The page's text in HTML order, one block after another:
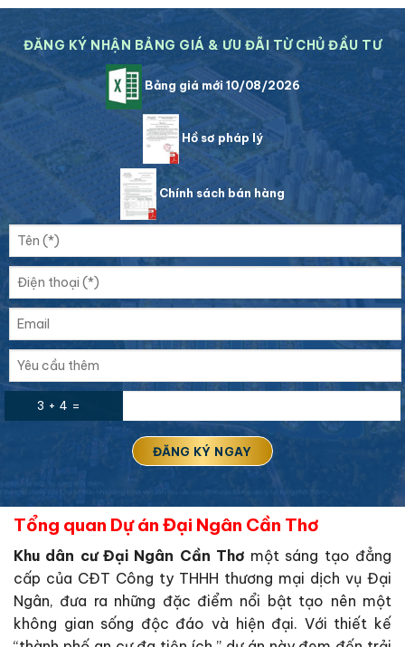
ĐĂNG KÝ NHẬN BẢNG GIÁ & ƯU ĐÃI TỪ CHỦ ĐẦU TƯ
Bảng giá mới 10/08/2026
Hồ sơ pháp lý
Chính sách bán hàng
3 + 4 =
Tổng quan Dự án Đại Ngân Cần Thơ
Khu dân cư Đại Ngân Cần Thơ một sáng tạo đẳng
cấp của CĐT Công ty THHH thương mại dịch vụ Đại
Ngân, đưa ra những đặc điểm nổi bật tạo nên một
không gian sống độc đáo và hiện đại. Với thiết kế